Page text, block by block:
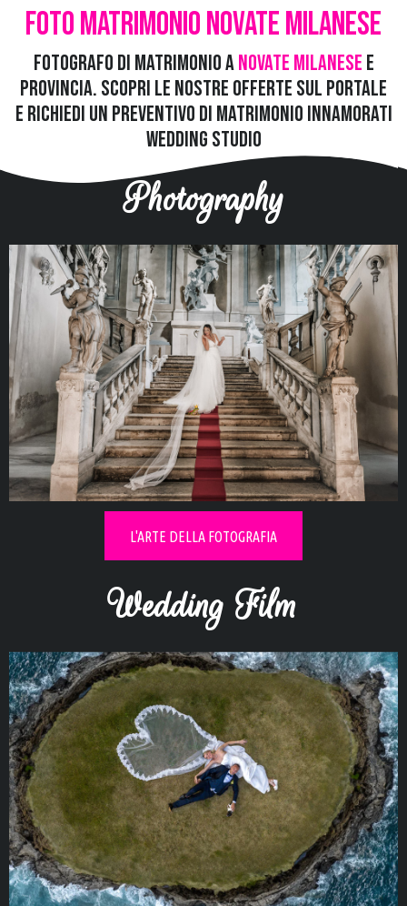
Foto Matrimonio Novate Milanese
Fotografo di Matrimonio aNovate Milanese e
provincia. Scopri le nostre offerte sul portale
e richiedi un preventivo di matrimonio Innamorati
Wedding Studio
Photography
Esplora iReal Wedding
L'ARTE DELLA FOTOGRAFIA
Wedding Film
Esplora la collezione video diinnamorati